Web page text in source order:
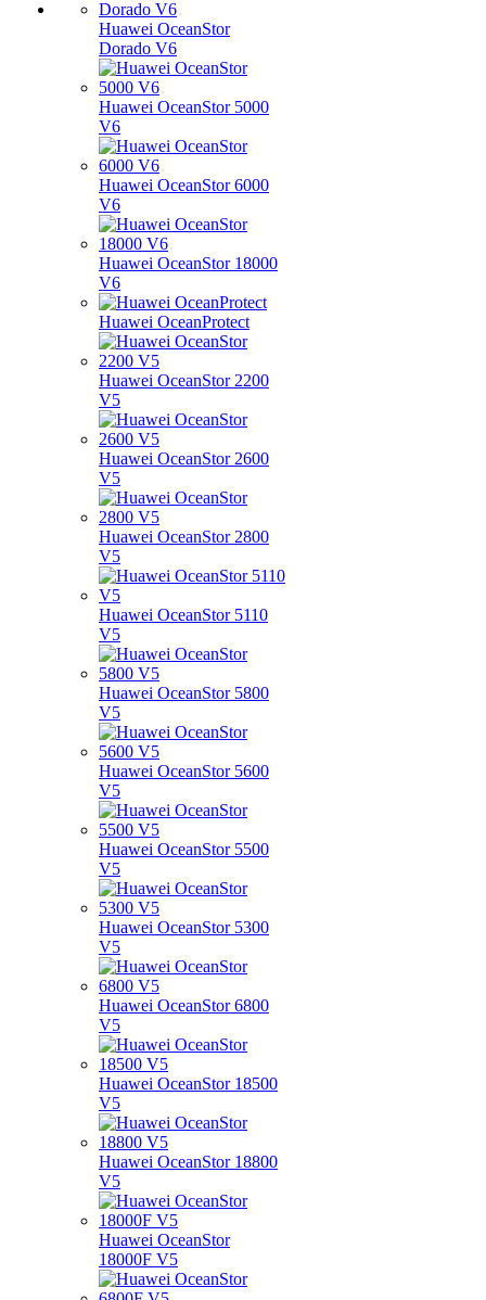
Huawei OceanStor
Dorado V6
Huawei OceanStor 5000
V6
Huawei OceanStor 6000
V6
Huawei OceanStor 18000
V6
Huawei OceanProtect
Huawei OceanStor 2200
V5
Huawei OceanStor 2600
V5
Huawei OceanStor 2800
V5
Huawei OceanStor 5110
V5
Huawei OceanStor 5800
V5
Huawei OceanStor 5600
V5
Huawei OceanStor 5500
V5
Huawei OceanStor 5300
V5
Huawei OceanStor 6800
V5
Huawei OceanStor 18500
V5
Huawei OceanStor 18800
V5
Huawei OceanStor
18000F V5